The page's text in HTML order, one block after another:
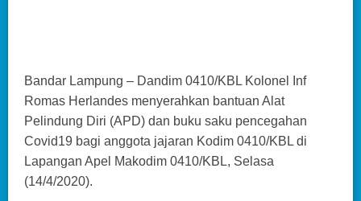
Bandar Lampung – Dandim 0410/KBL Kolonel Inf
Romas Herlandes menyerahkan bantuan Alat
Pelindung Diri (APD) dan buku saku pencegahan
Covid19 bagi anggota jajaran Kodim 0410/KBL di
Lapangan Apel Makodim 0410/KBL, Selasa
(14/4/2020).